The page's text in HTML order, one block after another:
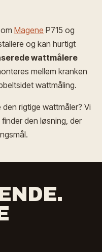
Magene P715 og
og kan hurtigt
wattmålere
mellem kranken
wattmåling.
rigtige wattmåler? Vi
den løsning, der